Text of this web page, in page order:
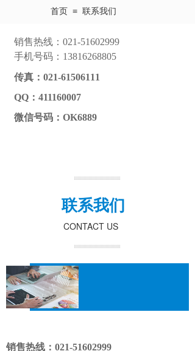
首页 ≡ 联系我们
销售热线：021-51602999
手机号码：13816268805
传真：021-61506111
QQ：411160007
微信号码：OK6889
联系我们
CONTACT US
销售热线：021-51602999